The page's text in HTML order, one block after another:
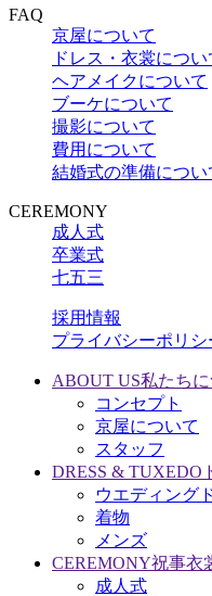
FAQ
京屋について
ドレス・衣裳につい
ヘアメイクについて
ブーケについて
撮影について
費用について
結婚式の準備につい
CEREMONY
成人式
卒業式
七五三
採用情報
プライバシーポリシ
ABOUT US私たち
コンセプト
京屋について
スタッフ
DRESS & TUXEDO
ウエディング
着物
メンズ
CEREMONY祝事衣
成人式